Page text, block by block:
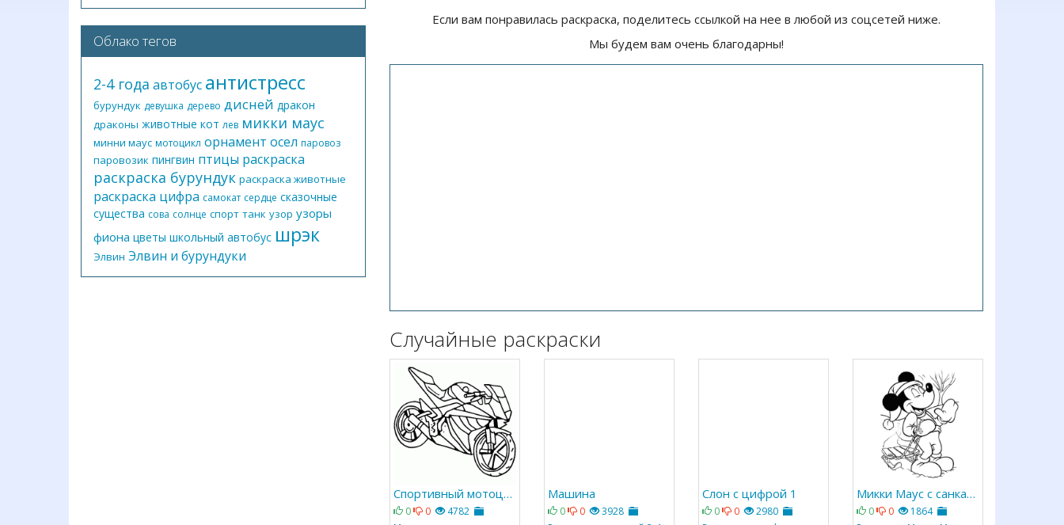
Если вам понравилась раскраска, поделитесь ссылкой на нее в любой из соцсетей ниже.
Мы будем вам очень благодарны!
Случайные раскраски
Спортивный мотоцикл Ямаха
0 0
4782
Машина
0 0
3928
Слон с цифрой 1
0 0
2980
Микки Маус с санками
0 0
1864
Облако тегов
2-4 года автобус антистресс
бурундук девушка дерево дисней дракон
драконы животные кот лев микки маус
минни маус мотоцикл орнамент осел паровоз
паровозик пингвин птицы раскраска
раскраска бурундук раскраска животные
раскраска цифра самокат сердце сказочные
существа сова солнце спорт танк узор узоры
фиона цветы школьный автобус шрэк
Элвин Элвин и бурундуки